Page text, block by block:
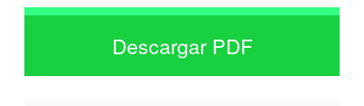
Descargar PDF